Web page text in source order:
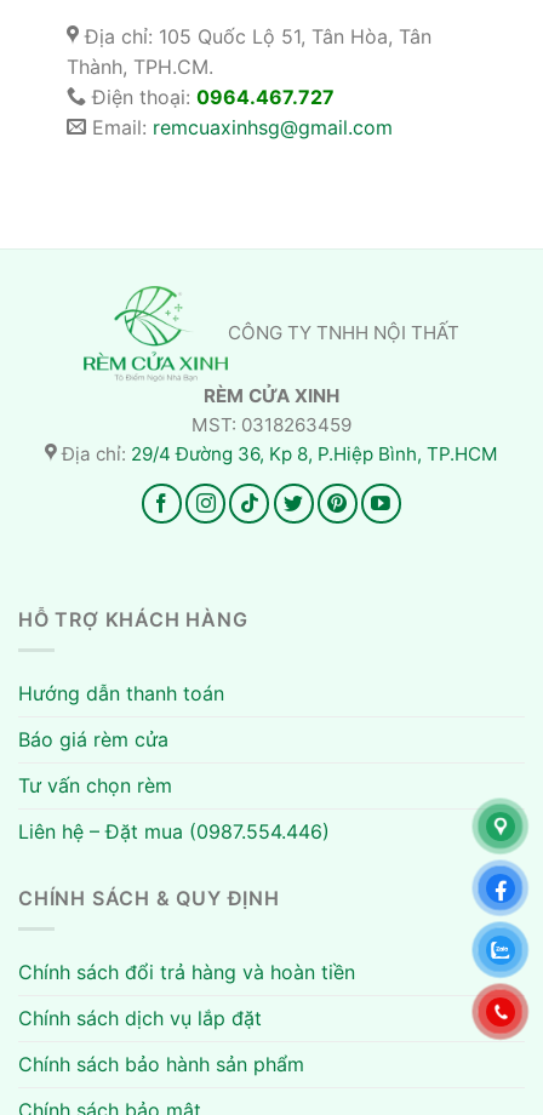
Địa chỉ: 105 Quốc Lộ 51, Tân Hòa, Tân
Thành, TPH.CM.
Điện thoại: 0964.467.727
Email: remcuaxinhsg@gmail.com
CÔNG TY TNHH NỘI THẤT
RÈM CỬA XINH
MST: 0318263459
Địa chỉ: 29/4 Đường 36, Kp 8, P.Hiệp Bình, TP.HCM
HỖ TRỢ KHÁCH HÀNG
Hướng dẫn thanh toán
Báo giá rèm cửa
Tư vấn chọn rèm
Liên hệ – Đặt mua (0987.554.446)
CHÍNH SÁCH & QUY ĐỊNH
Chính sách đổi trả hàng và hoàn tiền
Chính sách dịch vụ lắp đặt
Chính sách bảo hành sản phẩm
Chính sách bảo mật